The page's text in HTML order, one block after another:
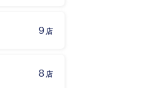
9 店
8 店